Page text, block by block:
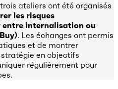
ateliers ont été organisés
les risques
entre internalisation ou
. Les échanges ont permis
et de montrer
en objectifs
régulièrement pour